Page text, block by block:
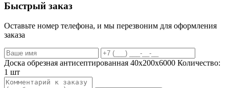
Быстрый заказ
Оставьте номер телефона, и мы перезвоним для оформления
заказа
Доска обрезная антисептированная 40х200х6000 Количество:
1 шт